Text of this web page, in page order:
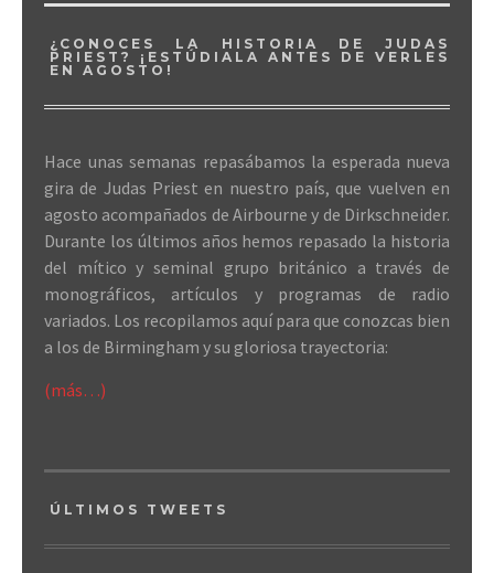
¿CONOCES LA HISTORIA DE JUDAS
PRIEST? ¡ESTÚDIALA ANTES DE VERLES
EN AGOSTO!
Hace unas semanas repasábamos la esperada nueva
gira de Judas Priest en nuestro país, que vuelven en
agosto acompañados de Airbourne y de Dirkschneider.
Durante los últimos años hemos repasado la historia
del mítico y seminal grupo británico a través de
monográficos, artículos y programas de radio
variados. Los recopilamos aquí para que conozcas bien
a los de Birmingham y su gloriosa trayectoria:
(más…)
ÚLTIMOS TWEETS